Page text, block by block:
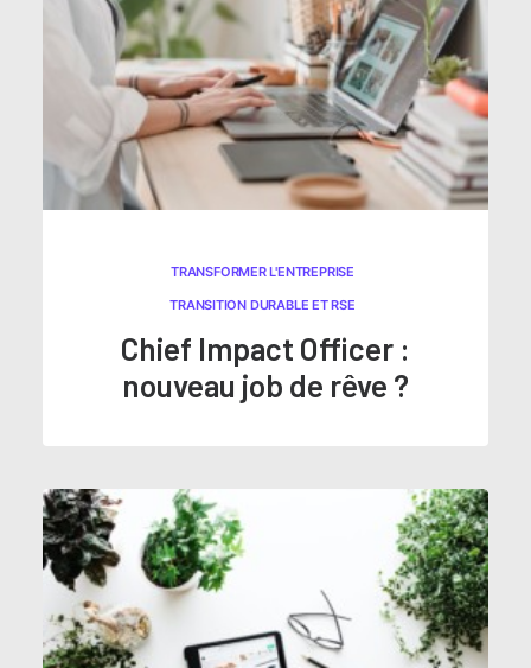
TRANSFORMER L'ENTREPRISE
TRANSITION DURABLE ET RSE
Chief Impact Officer :
nouveau job de rêve ?